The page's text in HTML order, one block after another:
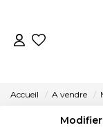
Accueil A vendre